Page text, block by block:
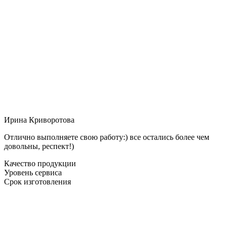
Ирина Криворотова
Отлично выполняете свою работу:) все остались более чем
довольны, респект!)
Качество продукции
Уровень сервиса
Срок изготовления